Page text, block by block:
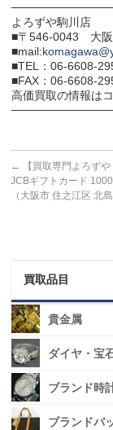
よろずや駒川店
■〒546-0043 大阪
■mail:
■TEL：06-6608-
■FAX：06-6608-
高価買取の情報は
←
【買取専門よろず
JCBギフトカード
（大阪市 住之江区 北
買取品目
貴金属
ダイヤ・宝
ブランド時
ブランドバ